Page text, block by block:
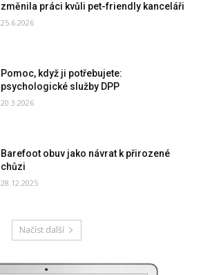
změnila práci kvůli pet-friendly kanceláři
25.6.2026
Pomoc, když ji potřebujete:
psychologické služby DPP
20.3.2026
Barefoot obuv jako návrat k přirozené
chůzi
28.12.2025
Načíst další